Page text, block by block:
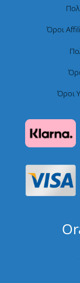
Όροι
Όροι